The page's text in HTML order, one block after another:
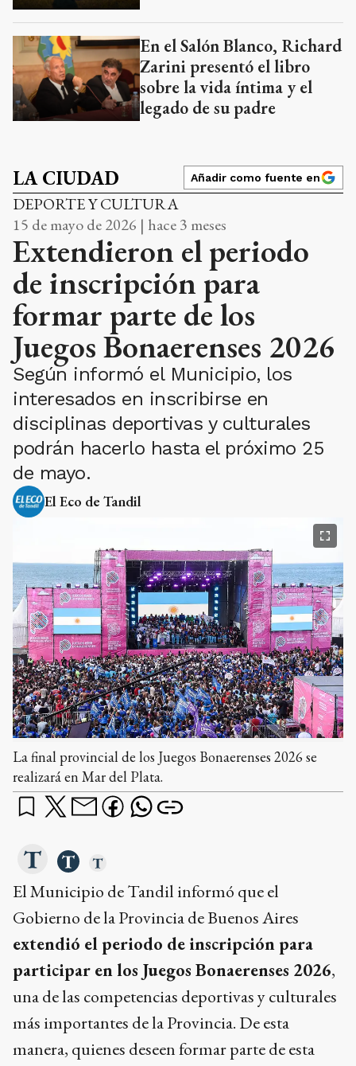
En el Salón Blanco, Richard
Zarini presentó el libro
sobre la vida íntima y el
legado de su padre
LA CIUDAD Añadir como fuente en
DEPORTE Y CULTURA
15 de mayo de 2026 | hace 3 meses
Extendieron el periodo
de inscripción para
formar parte de los
Juegos Bonaerenses 2026
Según informó el Municipio, los
interesados en inscribirse en
disciplinas deportivas y culturales
podrán hacerlo hasta el próximo 25
de mayo.
El Eco de Tandil
La final provincial de los Juegos Bonaerenses 2026 se
realizará en Mar del Plata.
El Municipio de Tandil informó que el
Gobierno de la Provincia de Buenos Aires
extendió el periodo de inscripción para
participar en los Juegos Bonaerenses 2026,
una de las competencias deportivas y culturales
más importantes de la Provincia. De esta
manera, quienes deseen formar parte de esta